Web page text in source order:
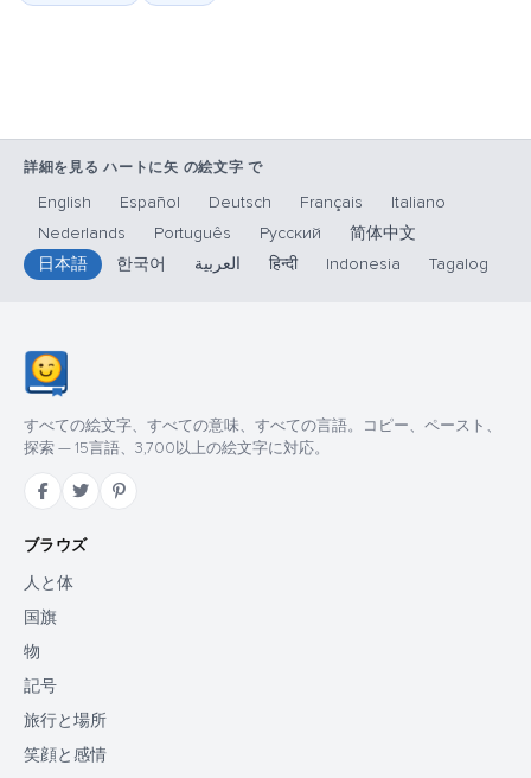
詳細を見る ハートに矢 の絵文字 で
English Español Deutsch Français
Italiano
Nederlands
Português Русский
简体中文
日本語
한국어 العربية हिन्दी Indonesia Tagalog
すべての絵文字、すべての意味、すべての言語。コピー、ペースト、
探索 — 15言語、3,700以上の絵文字に対応。
ブラウズ
人と体
国旗
物
記号
旅行と場所
笑顔と感情